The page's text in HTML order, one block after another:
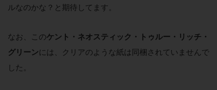
ルなのかな？と期待してます。
なお、このケント・ネオスティック・トゥルー・リッチ・
グリーンには、クリアのような紙は同梱されていませんで
した。